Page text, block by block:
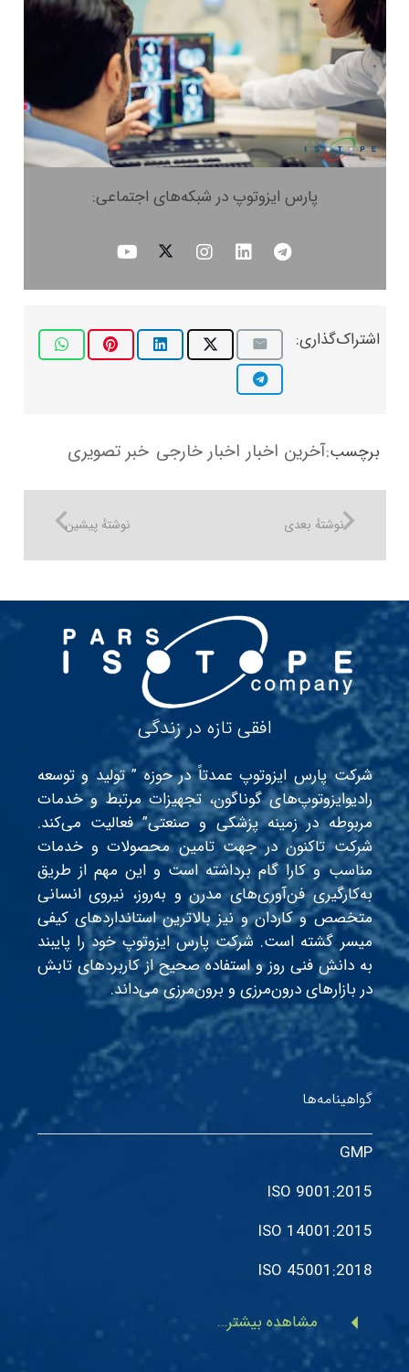
پارس ایزوتوپ در شبکه‌های اجتماعی:
اشتراک‌گذاری:
برچسب:آخرین اخبار اخبار خارجی خبر تصویری
نوشتهٔ پیشین نوشتهٔ بعدی
افقی تازه در زندگی
شرکت پارس ایزوتوپ عمدتاً در حوزه ” تولید و توسعه
رادیوایزوتوپ‌های گوناگون، تجهیزات مرتبط و خدمات
مربوطه در زمینه پزشکی و صنعتی” فعالیت می‌کند.
شرکت تاکنون در جهت تامین محصولات و خدمات
مناسب و کارا گام برداشته است و این مهم از طریق
به‌کارگیری فن‌آوری‌های مدرن و به‌روز، نیروی انسانی
متخصص و کاردان و نیز بالاترین استانداردهای کیفی
میسر گشته است. شرکت پارس ایزوتوپ خود را پایبند
به دانش فنی روز و استفاده صحیح از کاربردهای تابش
در بازارهای درون‌مرزی و برون‌مرزی می‌داند.
گواهینامه‌ها
GMP
ISO 9001:2015
ISO 14001:2015
ISO 45001:2018
arrow_left مشاهده بیشتر…